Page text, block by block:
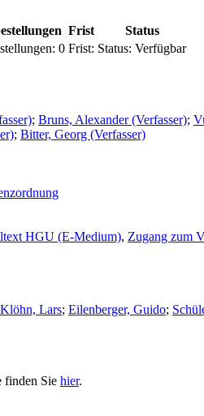
Frist
Status
0 Frist: Status: Verfügbar
; Bruns, Alexander (Verfasser);
; Bitter, Georg (Verfasser)
HGU (E-Medium), Zugang zum
Klöhn, Lars; Eilenberger, Guido;
finden Sie hier.